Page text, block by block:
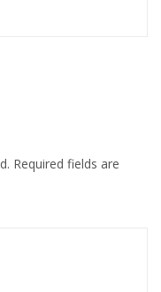
Required fields are